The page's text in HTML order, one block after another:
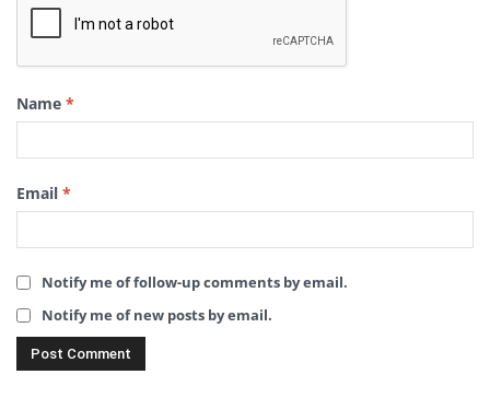
Name *
Email *
Notify me of follow-up comments by email.
Notify me of new posts by email.